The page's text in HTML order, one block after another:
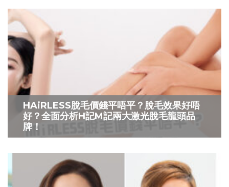
HAiRLESS脫毛價錢平唔平？脫毛效果好唔
好？全面分析H記M記兩大激光脫毛龍頭品
牌！